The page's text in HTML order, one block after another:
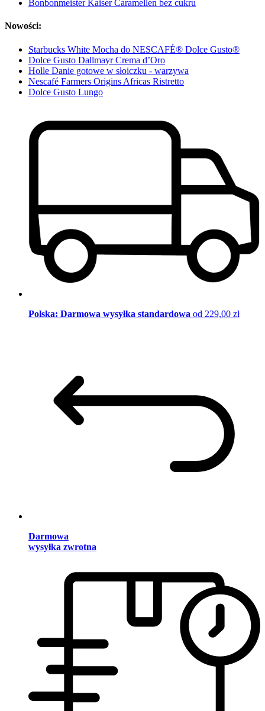
Bonbonmeister Kaiser Caramellen bez cukru
Nowości:
Starbucks White Mocha do NESCAFÉ® Dolce Gusto®
Dolce Gusto Dallmayr Crema d’Oro
Holle Danie gotowe w słoiczku - warzywa
Nescafé Farmers Origins Africas Ristretto
Dolce Gusto Lungo
Polska: Darmowa wysyłka standardowa od 229,00 zł
Darmowa
wysyłka zwrotna